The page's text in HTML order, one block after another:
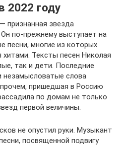
2022 году
признанная звезда
по-прежнему выступает на
песни, многие из которых
Тексты песен Николая
так и дети. Последние
незамысловатые слова
пришедшая в Россию
по домам не только
первой величины.
не опустил руки. Музыкант
посвященной подвигу